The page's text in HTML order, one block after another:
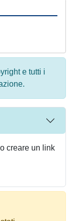
e tutti i
creare un link